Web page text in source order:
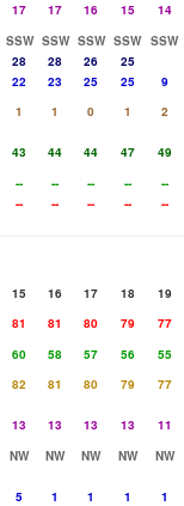
17 17 16 15
14
SSW SSW SSW SSW SSW
28 28 26
25
22 23 25 25
9
1 1 0 1
2
43 44 44 47
49
-- -- -- --
--
-- -- -- -- --
15 16 17 18
19
81 81 80 79
77
60 58 57 56
55
82 81 80 79
77
13 13 13 13
11
NW NW NW NW
NW
5 1 1 1
1